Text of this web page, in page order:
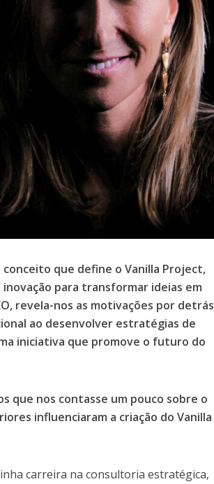
conceito que define o Vanilla Project,
para transformar ideias em
revela-nos as motivações por detrás
ao desenvolver estratégias de
iniciativa que promove o futuro do
que nos contasse um pouco sobre o
influenciaram a criação do Vanilla
carreira na consultoria estratégica,